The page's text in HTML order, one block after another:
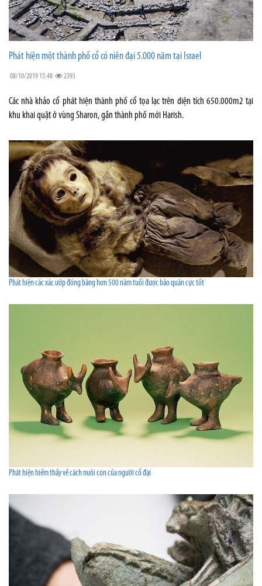
Phát hiện một thành phố cổ có niên đại 5.000 năm tại Israel
08/10/2019 15:48 2393
Các nhà khảo cổ phát hiện thành phố cổ tọa lạc trên diện tích 650.000m2 tại
khu khai quật ở vùng Sharon, gần thành phố mới Harish.
Phát hiện các xác ướp đóng băng hơn 500 năm tuổi được bảo quản cực tốt
Phát hiện hiếm thấy về cách nuôi con của người cổ đại